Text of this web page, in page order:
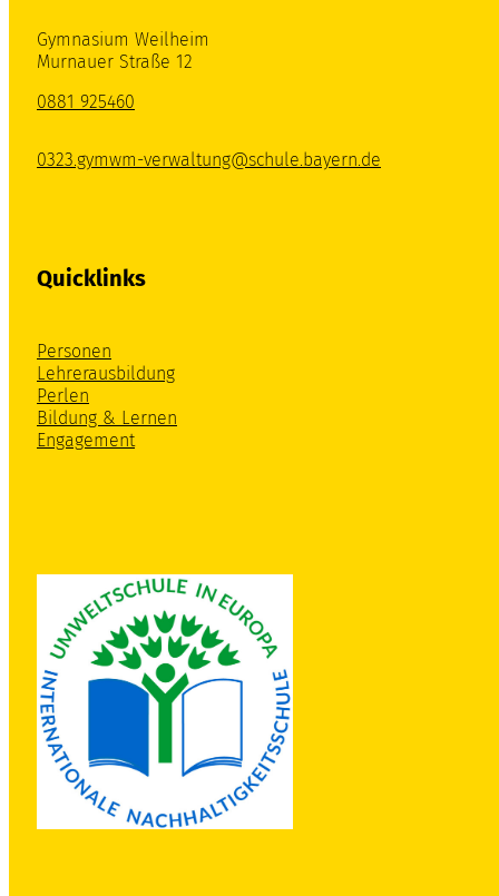
Gymnasium Weilheim
Murnauer Straße 12
0881 925460
0323.gymwm-verwaltung@schule.bayern.de
Quicklinks
Personen
Lehrerausbildung
Perlen
Bildung & Lernen
Engagement